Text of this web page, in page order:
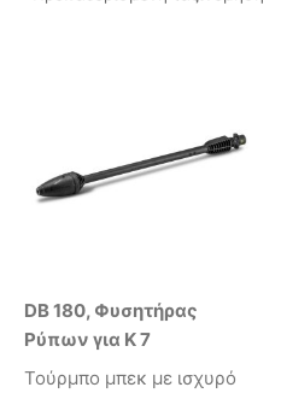
DB 180, Φυσητήρας
Ρύπων για Κ 7
Τούρμπο μπεκ με ισχυρό